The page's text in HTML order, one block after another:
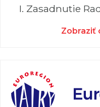
I. Zasadnutie
Zobraziť